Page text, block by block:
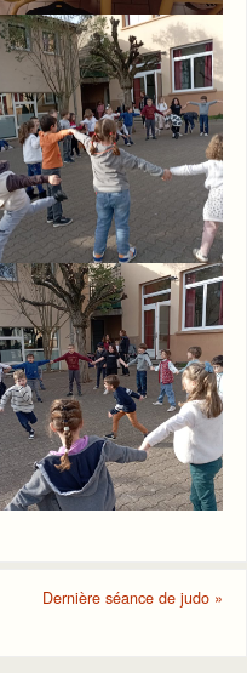
Dernière séance de judo »